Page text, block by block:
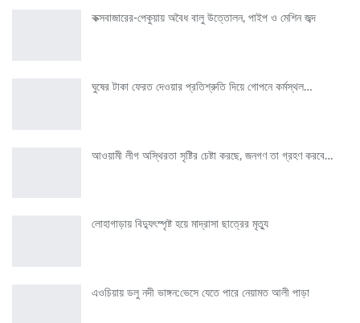
কক্সবাজারের-পেকুয়ায় অবৈধ বালু উত্তোলন, পাইপ ও মেশিন জব্দ
ঘুষের টাকা ফেরত দেওয়ার প্রতিশ্রুতি দিয়ে গোপনে কর্মস্থল…
আওয়ামী লীগ অস্থিরতা সৃষ্টির চেষ্টা করছে, জনগণ তা গ্রহণ করবে…
লোহাগাড়ায় বিদ্যুৎস্পৃষ্ট হয়ে মাদ্রাসা ছাত্রের মৃত্যু
এওচিয়ায় ডলু নদী ভাঙ্গন:ভেসে যেতে পারে নেয়ামত আলী পাড়া